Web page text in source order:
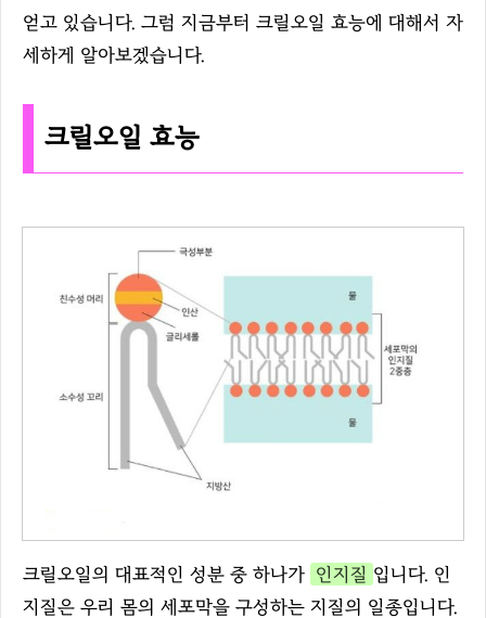
얻고 있습니다. 그럼 지금부터 크릴오일 효능에 대해서 자
세하게 알아보겠습니다.
크릴오일 효능
크릴오일의 대표적인 성분 중 하나가 인지질 입니다. 인
지질은 우리 몸의 세포막을 구성하는 지질의 일종입니다.